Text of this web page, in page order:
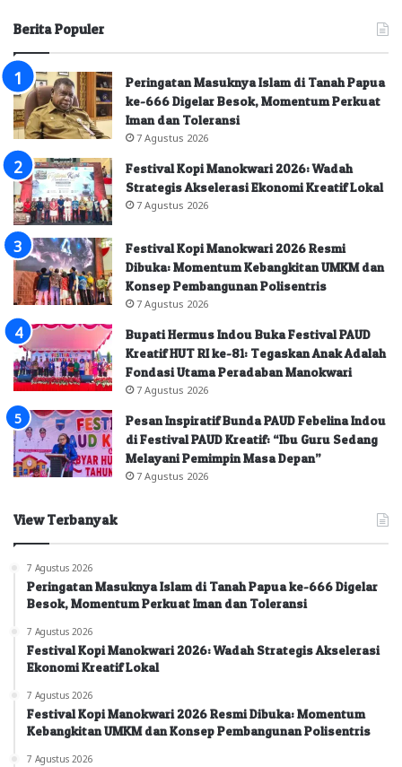
Berita Populer
Peringatan Masuknya Islam di Tanah Papua
ke-666 Digelar Besok, Momentum Perkuat
Iman dan Toleransi
7 Agustus 2026
Festival Kopi Manokwari 2026: Wadah
Strategis Akselerasi Ekonomi Kreatif Lokal
7 Agustus 2026
Festival Kopi Manokwari 2026 Resmi
Dibuka: Momentum Kebangkitan UMKM dan
Konsep Pembangunan Polisentris
7 Agustus 2026
Bupati Hermus Indou Buka Festival PAUD
Kreatif HUT RI ke-81: Tegaskan Anak Adalah
Fondasi Utama Peradaban Manokwari
7 Agustus 2026
Pesan Inspiratif Bunda PAUD Febelina Indou
di Festival PAUD Kreatif: “Ibu Guru Sedang
Melayani Pemimpin Masa Depan”
7 Agustus 2026
View Terbanyak
7 Agustus 2026
Peringatan Masuknya Islam di Tanah Papua ke-666 Digelar
Besok, Momentum Perkuat Iman dan Toleransi
7 Agustus 2026
Festival Kopi Manokwari 2026: Wadah Strategis Akselerasi
Ekonomi Kreatif Lokal
7 Agustus 2026
Festival Kopi Manokwari 2026 Resmi Dibuka: Momentum
Kebangkitan UMKM dan Konsep Pembangunan Polisentris
7 Agustus 2026